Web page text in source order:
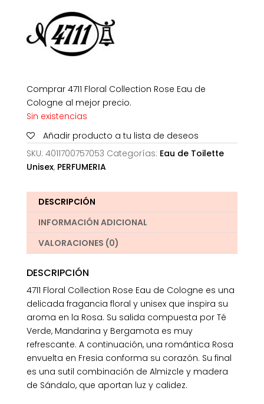
36,00€.
Comprar 4711 Floral Collection Rose Eau de
Cologne al mejor precio.
Sin existencias
Añadir producto a tu lista de deseos
SKU: 4011700757053 Categorías: Eau de Toilette
Unisex, PERFUMERIA
DESCRIPCIÓN
INFORMACIÓN ADICIONAL
VALORACIONES (0)
DESCRIPCIÓN
4711 Floral Collection Rose Eau de Cologne es una
delicada fragancia floral y unisex que inspira su
aroma en la Rosa. Su salida compuesta por Té
Verde, Mandarina y Bergamota es muy
refrescante. A continuación, una romántica Rosa
envuelta en Fresia conforma su corazón. Su final
es una sutil combinación de Almizcle y madera
de Sándalo, que aportan luz y calidez.